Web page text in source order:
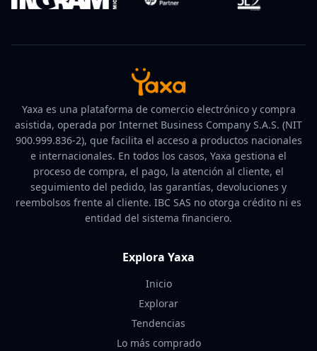
Yaxa es una plataforma de comercio electrónico y compra
asistida, operada por Internet Business Company S.A.S. (NIT
900.999.836-2), que facilita el acceso a productos nacionales
e internacionales. En todos los casos, Yaxa gestiona el
proceso de compra, el pago, la atención al cliente, el
seguimiento del pedido, las garantías, devoluciones y
reembolsos frente al cliente. IBC SAS no otorga crédito ni es
entidad del sistema financiero.
Explora Yaxa
Inicio
Explorar
Tendencias
Lo más comprado